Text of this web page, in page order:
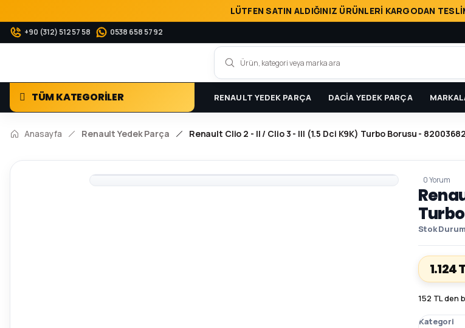
LÜTFEN SATIN ALDIĞINIZ ÜRÜNLERİ KARGODAN
+90 (312) 512 57 58 0538 658 57 92
TÜM KATEGORİLER RENAULT YEDEK PARÇA DACİA YEDEK PARÇA
Anasayfa Renault Yedek Parça Renault Clio 2 - II / Clio 3 - III (1.5 Dci K9K) Turbo Borusu -
0 Yorum
Stok
1.124
152 TL den
Kategori